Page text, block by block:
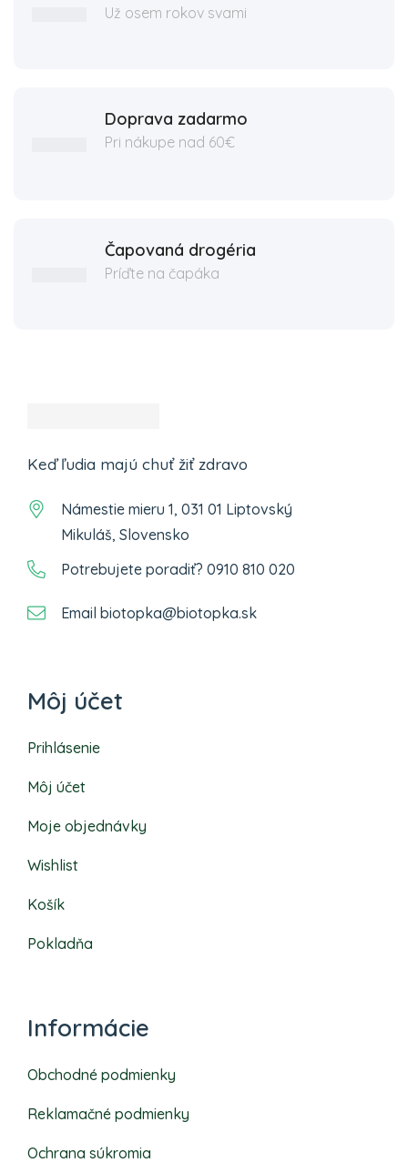
Už osem rokov svami
Doprava zadarmo
Pri nákupe nad 60€
Čapovaná drogéria
Príďte na čapáka
Keď ľudia majú chuť žiť zdravo
Námestie mieru 1, 031 01 Liptovský
Mikuláš, Slovensko
Potrebujete poradiť? 0910 810 020
Email biotopka@biotopka.sk
Môj účet
Prihlásenie
Môj účet
Moje objednávky
Wishlist
Košík
Pokladňa
Informácie
Obchodné podmienky
Reklamačné podmienky
Ochrana súkromia